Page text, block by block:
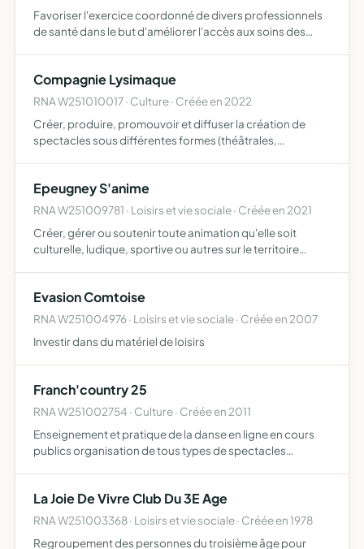
Favoriser l'exercice coordonné de divers professionnels
de santé dans le but d'améliorer l'accès aux soins des
de …
Compagnie Lysimaque
RNA W251010017 · Culture · Créée en 2022
Créer, produire, promouvoir et diffuser la création de
spectacles sous différentes formes (théâtrales,
démocratisation culturell…
Epeugney S'anime
RNA W251009781 · Loisirs et vie sociale · Créée en 2021
Créer, gérer ou soutenir toute animation qu'elle soit
culturelle, ludique, sportive ou autres sur le territoire
Evasion Comtoise
RNA W251004976 · Loisirs et vie sociale · Créée en 2007
Investir dans du matériel de loisirs
Franch'country 25
RNA W251002754 · Culture · Créée en 2011
Enseignement et pratique de la danse en ligne en cours
publics organisation de tous types de spectacles
laque…
La Joie De Vivre Club Du 3E Age
RNA W251003368 · Loisirs et vie sociale · Créée en 1978
Regroupement des personnes du troisième âge pour